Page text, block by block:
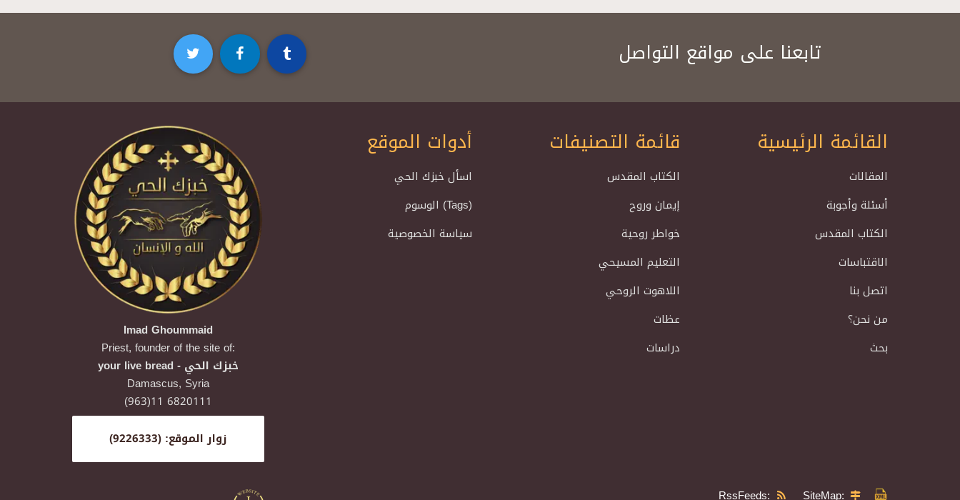
تابعنا على مواقع التواصل
القائمة الرئيسية
المقالات
أسئلة وأجوبة
الكتاب المقدس
الاقتباسات
اتصل بنا
من نحن؟
بحث
قائمة التصنيفات
الكتاب المقدس
إيمان وروح
خواطر روحية
التعليم المسيحي
اللاهوت الروحي
عظات
دراسات
أدوات الموقع
اسأل خبزك الحي
الوسوم (Tags)
سياسة الخصوصية
Imad Ghoummaid
Priest, founder of the site of:
your live bread - خبزك الحي
Damascus, Syria
(963)11 6820111
زوار الموقع: (9226333)
SiteMap:
RssFeeds: